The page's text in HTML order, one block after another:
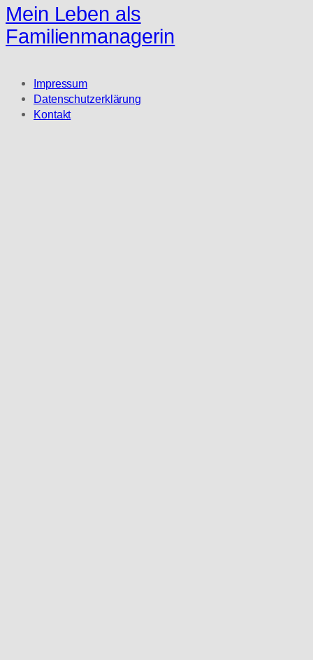
Mein Leben als
Familienmanagerin
Impressum
Datenschutzerklärung
Kontakt